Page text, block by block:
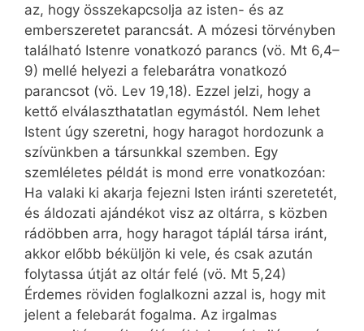
az, hogy összekapcsolja az isten- és az
emberszeretet parancsát. A mózesi törvényben
található Istenre vonatkozó parancs (vö. Mt 6,4–
9) mellé helyezi a felebarátra vonatkozó
parancsot (vö. Lev 19,18). Ezzel jelzi, hogy a
kettő elválaszthatatlan egymástól. Nem lehet
Istent úgy szeretni, hogy haragot hordozunk a
szívünkben a társunkkal szemben. Egy
szemléletes példát is mond erre vonatkozóan:
Ha valaki ki akarja fejezni Isten iránti szeretetét,
és áldozati ajándékot visz az oltárra, s közben
rádöbben arra, hogy haragot táplál társa iránt,
akkor előbb béküljön ki vele, és csak az­után
folytassa útját az oltár felé (vö. Mt 5,24)
Érdemes röviden foglalkozni azzal is, hogy mit
jelent a felebarát fogalma. Az irgalmas